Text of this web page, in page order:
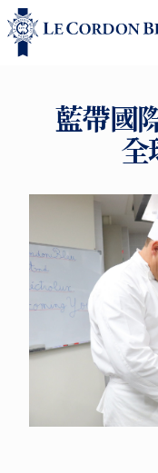
藍帶國
全